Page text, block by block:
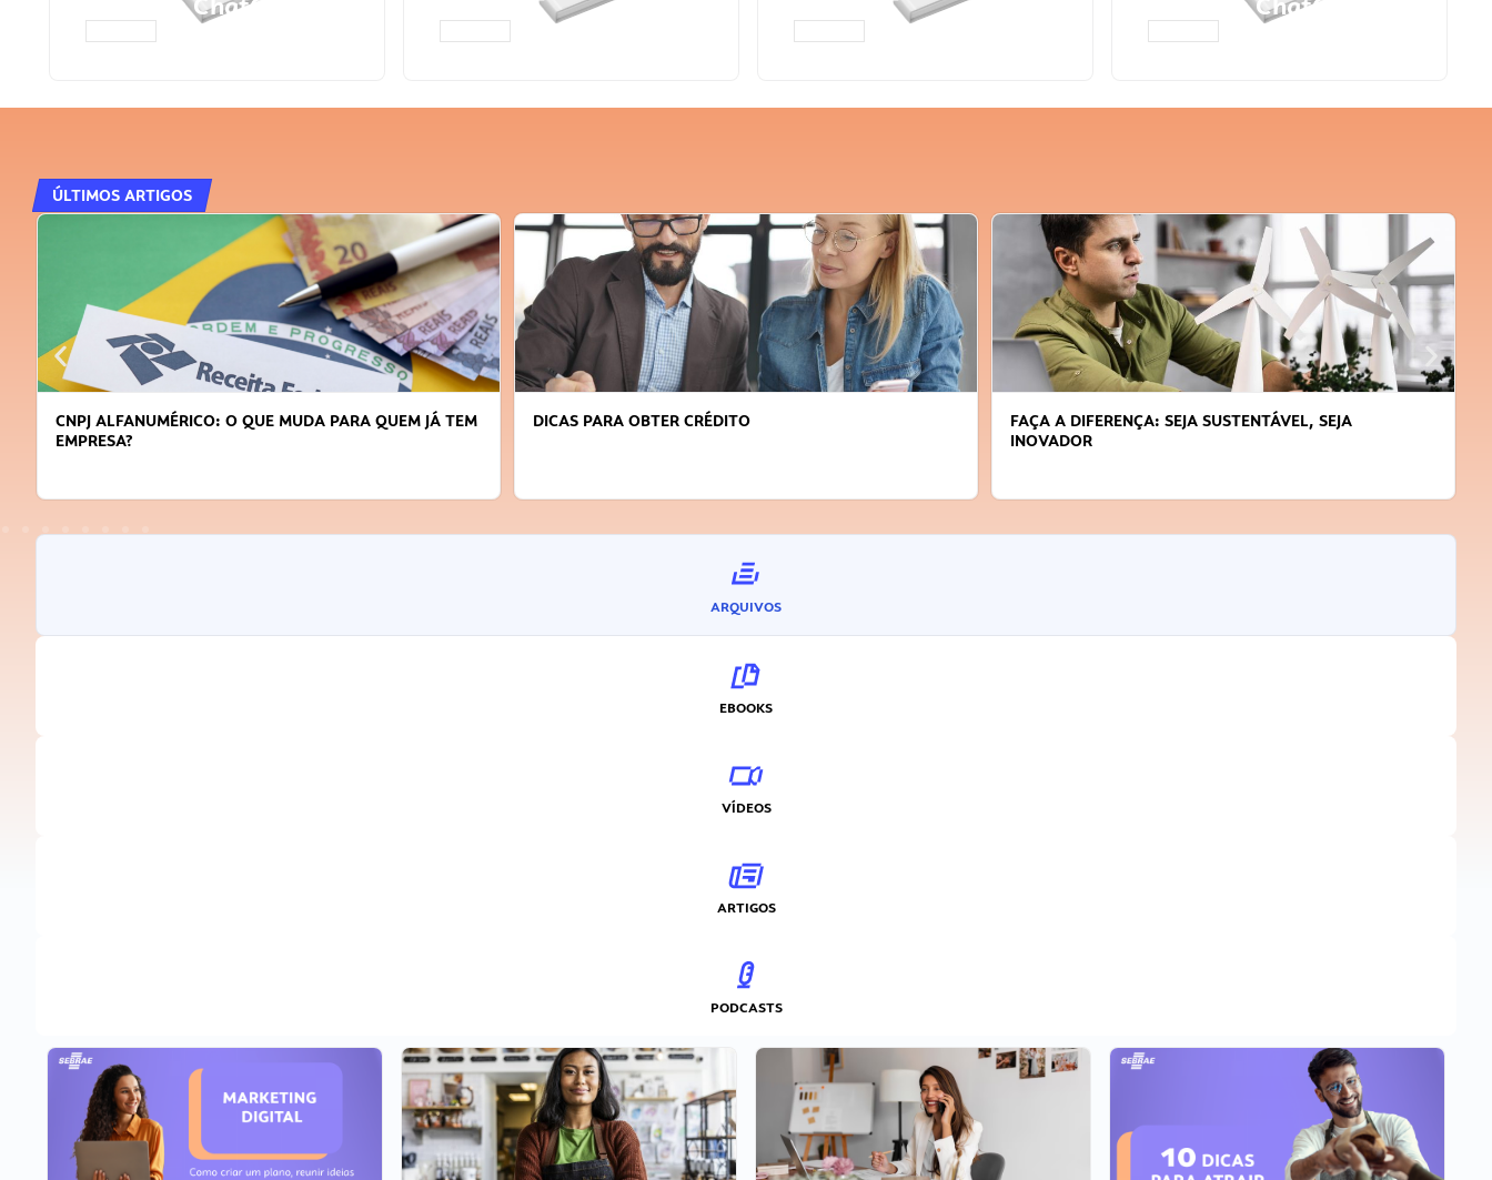
ÚLTIMOS ARTIGOS
CNPJ ALFANUMÉRICO: O QUE MUDA PARA QUEM JÁ TEM
EMPRESA?
DICAS PARA OBTER CRÉDITO
FAÇA A DIFERENÇA: SEJA SUSTENTÁVEL, SEJA
INOVADOR
ARQUIVOS
EBOOKS
VÍDEOS
ARTIGOS
PODCASTS